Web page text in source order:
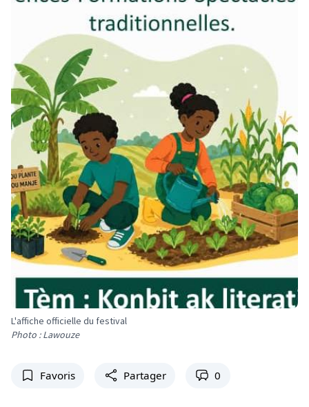
L'affiche officielle du festival
Photo : Lawouze
Favoris Partager 0